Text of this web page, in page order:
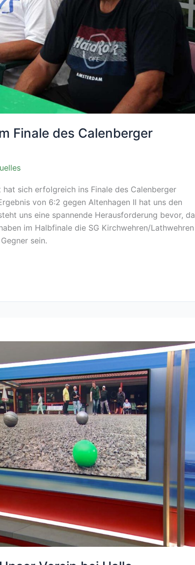
Finale des Calenberger
sich erfolgreich ins Finale des Calenberger
von 6:2 gegen Altenhagen II hat uns den
uns eine spannende Herausforderung bevor, da
im Halbfinale die SG Kirchwehren/Lathwehren
sein.